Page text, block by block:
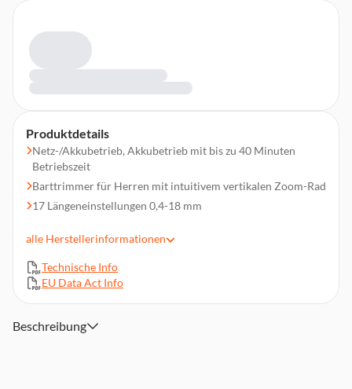
Produktdetails
Netz-/Akkubetrieb, Akkubetrieb mit bis zu 40 Minuten
Betriebszeit
Barttrimmer für Herren mit intuitivem vertikalen Zoom-Rad
17 Längeneinstellungen 0,4-18 mm
0,5 mm Schritte bis zu 5 mm Länge (erster Schritt 0,6 mm)
2 mm Schritte von 6- 18 mm
Selbstschärfende comforttip Klingen
Abnehm- und abwaschbare Klingen
Inklusive Aufbewahrungstasche
alle Herstellerinformationen
Technische Info
EU Data Act Info
Beschreibung